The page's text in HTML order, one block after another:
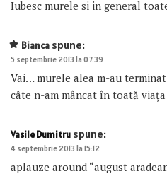
Iubesc murele si in general
Bianca spune:
5 septembrie 2013 la 07:39
Vai… murele alea m-au
câte n-am mâncat în toată viața
Vasile Dumitru spune:
4 septembrie 2013 la 15:12
aplauze around “august